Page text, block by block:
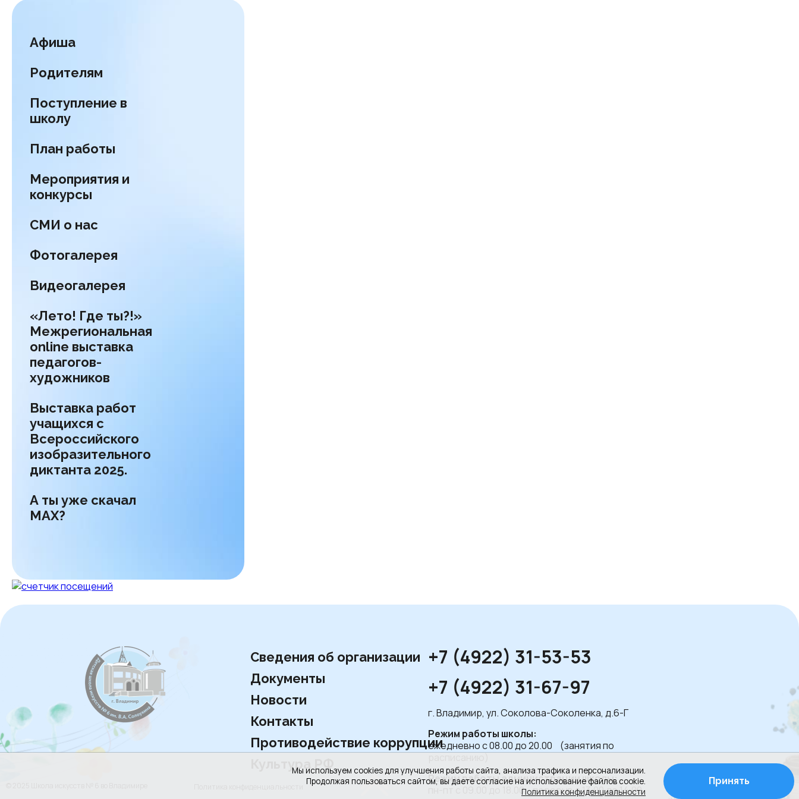
Мы используем cookies для улучшения работы сайта, анализа трафика и персонализации.
Продолжая пользоваться сайтом, вы даете согласие на использование файлов cookie.
Политика конфиденциальности
Принять
Афиша
Родителям
Поступление в
школу
План работы
Мероприятия и
конкурсы
СМИ о нас
Фотогалерея
Видеогалерея
«Лето! Где ты?!»
Межрегиональная
online выставка
педагогов-
художников
Выставка работ
учащихся с
Всероссийского
изобразительного
диктанта 2025.
А ты уже скачал
МАХ?
Сведения об организации
Документы
Новости
Контакты
Противодействие коррупции
Культура РФ
+7 (4922) 31-53-53
+7 (4922) 31-67-97
г. Владимир, ул. Соколова-Соколенка, д.6-Г
Режим работы школы:
ежедневно с 08.00 до 20.00 (занятия по
Режим работы администрации школы:
пн-пт с 09.00 до 18.00, перерыв с 13.00 до 14.00